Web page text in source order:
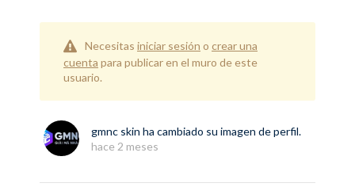
Necesitas iniciar sesión o crear una
cuenta para publicar en el muro de este
usuario.
gmnc skin ha cambiado su imagen de perfil.
hace 2 meses